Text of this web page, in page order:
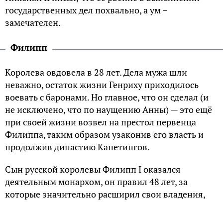
государственных дел похвально, а ум –
замечателен.
Филипп
Королева овдовела в 28 лет. Дела мужа шли
неважно, остаток жизни Генриху приходилось
воевать с баронами. Но главное, что он сделал (и
не исключено, что по наущению Анны) — это ещё
при своей жизни возвел на престол первенца
Филиппа, таким образом узаконив его власть и
продолжив династию Капетингов.
Сын русской королевы Филипп I оказался
деятельным монархом, он правил 48 лет, за
которые значительно расширил свои владения,